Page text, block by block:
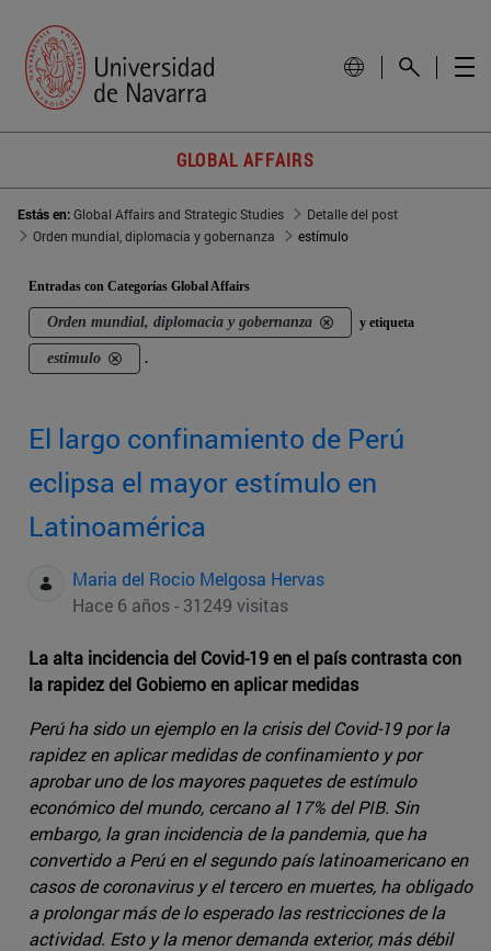
GLOBAL AFFAIRS
Estás en:Global Affairs and Strategic Studies
Detalle del post
Orden mundial, diplomacia y gobernanza
estímulo
Entradas con Categorías Global Affairs
Orden mundial, diplomacia y gobernanza y etiqueta
estímulo .
El largo confinamiento de Perú
eclipsa el mayor estímulo en
Latinoamérica
Maria del Rocio Melgosa Hervas
Hace 6 años - 31249 visitas
La alta incidencia del Covid-19 en el país contrasta con
la rapidez del Gobierno en aplicar medidas
Perú ha sido un ejemplo en la crisis del Covid-19 por la
rapidez en aplicar medidas de confinamiento y por
aprobar uno de los mayores paquetes de estímulo
económico del mundo, cercano al 17% del PIB. Sin
embargo, la gran incidencia de la pandemia, que ha
convertido a Perú en el segundo país latinoamericano en
casos de coronavirus y el tercero en muertes, ha obligado
a prolongar más de lo esperado las restricciones de la
actividad. Esto y la menor demanda exterior, más débil